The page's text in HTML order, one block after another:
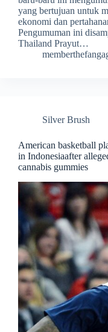
yang bertujuan untuk
ekonomi dan
Pengumuman ini
Thailand Prayut…
Silver Brush
American basketball
in Indonesiaafter
cannabis gummies